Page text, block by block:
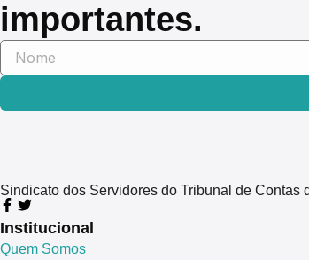
importantes.
Sindicato dos Servidores do Tribunal de Contas
Institucional
Quem Somos